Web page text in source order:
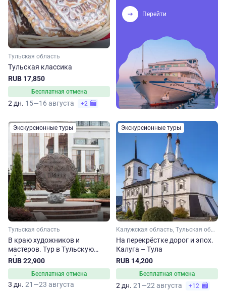
Тульская область
Тульская классика
RUB 17,850
Бесплатная отмена
2 дн. 15—16 августа +2
Перейти
Экскурсионные туры
Тульская область
В краю художников и
мастеров. Тур в Тульскую
область
RUB 22,900
Бесплатная отмена
3 дн. 21—23 августа
Экскурсионные туры
Калужская область, Тульская область
На перекрёстке дорог и эпох.
Калуга – Тула
RUB 14,200
Бесплатная отмена
2 дн. 21—22 августа +12